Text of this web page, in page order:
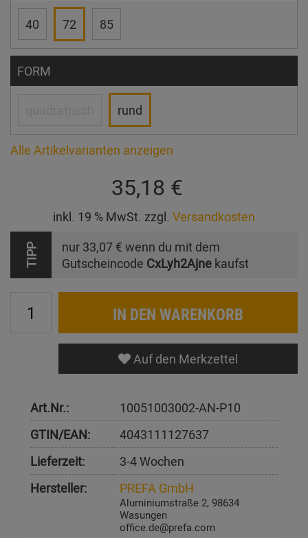
40 72 85
FORM
rund
Alle Artikelvarianten anzeigen
35,18 €
inkl. 19 % MwSt. zzgl. Versandkosten
TIPP nur 33,07 € wenn du mit dem
Gutscheincode CxLyh2Ajne kaufst
IN DEN WARENKORB
Auf den Merkzettel
Art.Nr.:
10051003002-AN-P10
GTIN/EAN:
4043111127637
Lieferzeit:
3-4 Wochen
Hersteller:
PREFA GmbH
Aluminiumstraße 2, 98634
Wasungen
office.de@prefa.com